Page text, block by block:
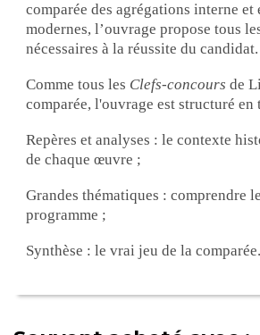
comparée des agrégations interne et
modernes, l’ouvrage propose tous
nécessaires à la réussite du candidat.
Comme tous les Clefs-concours de
comparée, l'ouvrage est structuré en
Repères et analyses : le contexte
de chaque œuvre ;
Grandes thématiques : comprendre
programme ;
Synthèse : le vrai jeu de la comparée.